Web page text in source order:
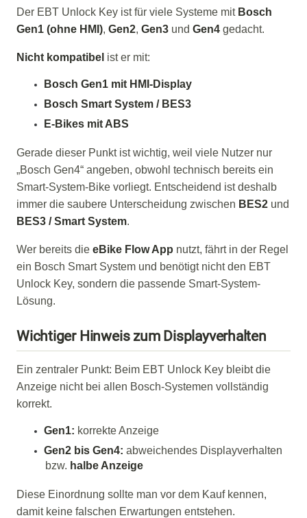
Der EBT Unlock Key ist für viele Systeme mit Bosch
Gen1 (ohne HMI), Gen2, Gen3 und Gen4 gedacht.
Nicht kompatibel ist er mit:
Bosch Gen1 mit HMI-Display
Bosch Smart System / BES3
E-Bikes mit ABS
Gerade dieser Punkt ist wichtig, weil viele Nutzer nur
„Bosch Gen4“ angeben, obwohl technisch bereits ein
Smart-System-Bike vorliegt. Entscheidend ist deshalb
immer die saubere Unterscheidung zwischen BES2 und
BES3 / Smart System.
Wer bereits die eBike Flow App nutzt, fährt in der Regel
ein Bosch Smart System und benötigt nicht den EBT
Unlock Key, sondern die passende Smart-System-
Lösung.
Wichtiger Hinweis zum Displayverhalten
Ein zentraler Punkt: Beim EBT Unlock Key bleibt die
Anzeige nicht bei allen Bosch-Systemen vollständig
korrekt.
Gen1: korrekte Anzeige
Gen2 bis Gen4: abweichendes Displayverhalten
bzw. halbe Anzeige
Diese Einordnung sollte man vor dem Kauf kennen,
damit keine falschen Erwartungen entstehen.